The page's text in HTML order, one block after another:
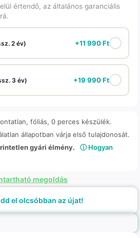
értendő, az általános garanciális
2 év) +11 990Ft
3 év) +19 990Ft
fóliás, 0 perces készülék.
állapotban várja első tulajdonosát.
gyári élmény.
ⓘ Hogyan
megoldás
el olcsóbban az újat!